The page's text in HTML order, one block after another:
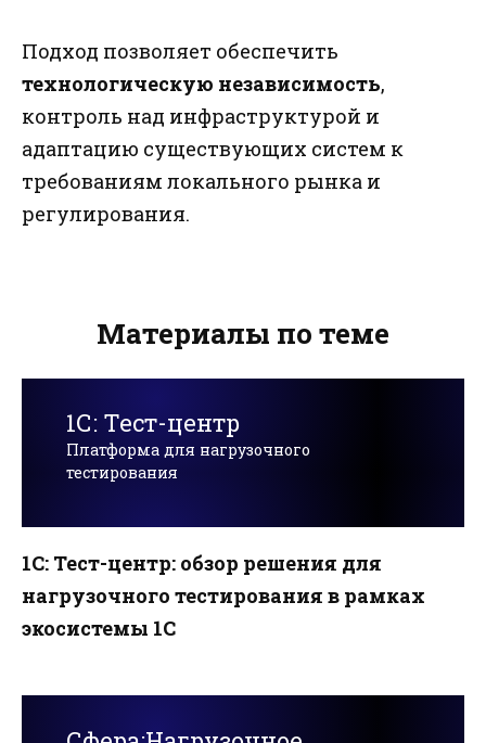
Подход позволяет обеспечить
технологическую независимость,
контроль над инфраструктурой и
адаптацию существующих систем к
требованиям локального рынка и
регулирования.
Материалы по теме
1С: Тест-центр
Платформа для нагрузочного
тестирования
1С: Тест-центр: обзор решения для
нагрузочного тестирования в рамках
экосистемы 1С